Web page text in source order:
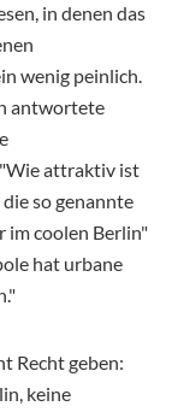
in denen das
wenig peinlich.
antwortete
attraktiv ist
so genannte
im coolen Berlin"
hat urbane
Recht geben:
keine